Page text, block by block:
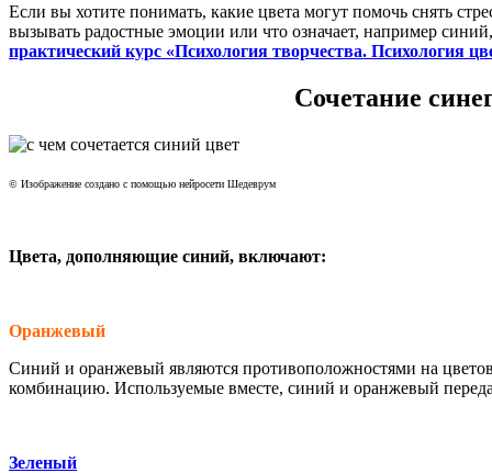
Если вы хотите понимать, какие цвета могут помочь снять
вызывать радостные эмоции или что означает, например
практический курс «Психология творчества. Психология
Сочетание
© Изображение создано с помощью нейросети Шедеврум
Цвета, дополняющие синий, включают:
Оранжевый
Синий и оранжевый являются противоположностями на
комбинацию. Используемые вместе, синий и оранжевый
Зеленый